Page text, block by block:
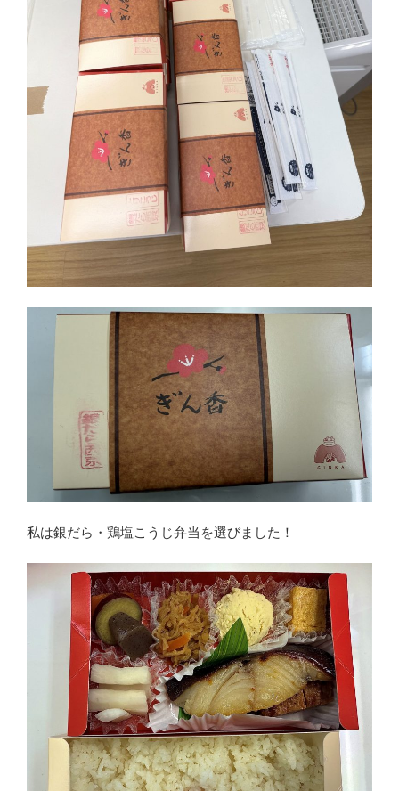
私は銀だら・鶏塩こうじ弁当を選びました！